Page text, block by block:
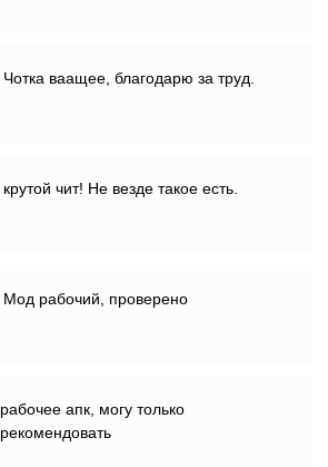
Чотка ваащее, благодарю за труд.
крутой чит! Не везде такое есть.
Мод рабочий, проверено
рабочее апк, могу только
рекомендовать